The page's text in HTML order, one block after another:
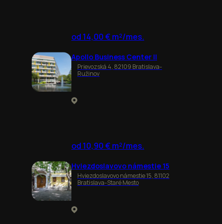
od 14,00 € m²/mes.
Apollo Business Center II
Prievozská 4, 82109 Bratislava-
Ružinov
od 10,90 € m²/mes.
Hviezdoslavovo námestie 15
Hviezdoslavovo námestie 15, 81102
Bratislava-Staré Mesto